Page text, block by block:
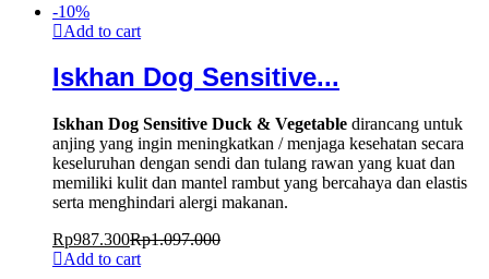
-10%
Add to cart
Iskhan Dog Sensitive...
Iskhan Dog Sensitive Duck & Vegetable dirancang untuk
anjing yang ingin meningkatkan / menjaga kesehatan secara
keseluruhan dengan sendi dan tulang rawan yang kuat dan
memiliki kulit dan mantel rambut yang bercahaya dan elastis
serta menghindari alergi makanan.
Rp987.300Rp1.097.000
Add to cart